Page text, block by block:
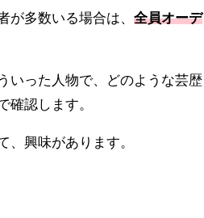
が多数いる場合は、全員オーデ
いった人物で、どのような芸歴
確認します。
、興味があります。